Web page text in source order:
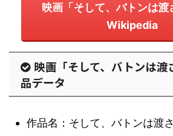
映画「そして、バトンは渡
Wikipedia
映画「そして、バトンは渡
品データ
作品名：そして、バトンは渡